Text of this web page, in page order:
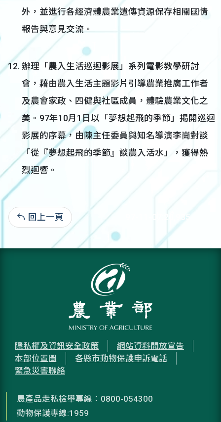
外，並進行各經濟體農業遺傳資源保存相關國情
報告與意見交流。
辦理「農入生活巡迴影展」系列電影教學研討
會，藉由農入生活主題影片引導農業推廣工作者
及農會家政、四健與社區成員，體驗農業文化之
美。97年10月1日以「夢想起飛的季節」揭開巡迴
影展的序幕，由陳主任委員與知名導演李崗對談
「從『夢想起飛的季節』談農入活水」，獲得熱
烈迴響。
回上一頁 97-11-07:20,935
隱私權及資訊安全政策
網站資料開放宣告
本部位置圖
各縣市動物保護申訴電話
緊急災害聯絡
農產品走私檢舉專線：0800-054300
動物保護專線:1959